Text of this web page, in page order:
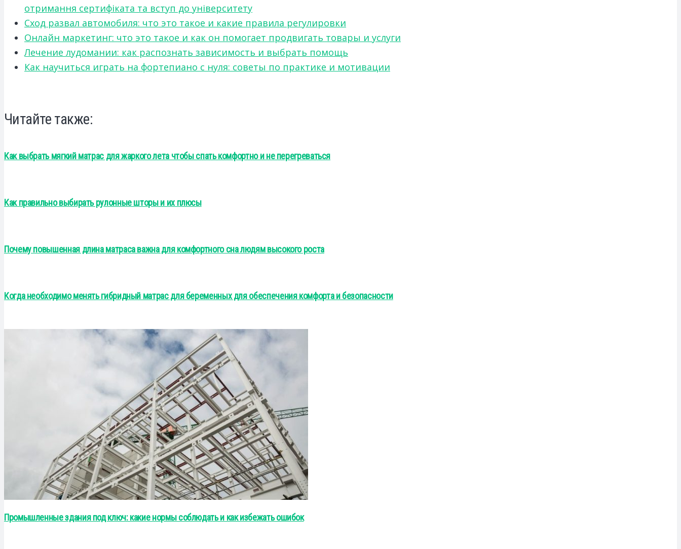
отримання сертифіката та вступ до університету
Сход развал автомобиля: что это такое и какие правила регулировки
Онлайн маркетинг: что это такое и как он помогает продвигать товары и услуги
Лечение лудомании: как распознать зависимость и выбрать помощь
Как научиться играть на фортепиано с нуля: советы по практике и мотивации
Читайте также:
Как выбрать мягкий матрас для жаркого лета чтобы спать комфортно и не перегреваться
Как правильно выбирать рулонные шторы и их плюсы
Почему повышенная длина матраса важна для комфортного сна людям высокого роста
Когда необходимо менять гибридный матрас для беременных для обеспечения комфорта и безопасности
Промышленные здания под ключ: какие нормы соблюдать и как избежать ошибок